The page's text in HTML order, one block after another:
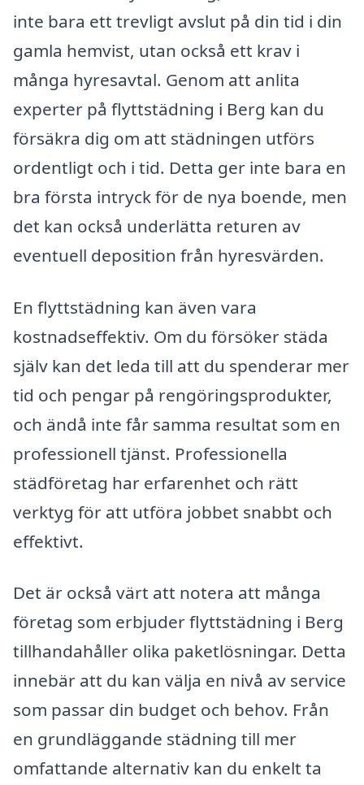
inte bara ett trevligt avslut på din tid i din
gamla hemvist, utan också ett krav i
många hyresavtal. Genom att anlita
experter på flyttstädning i Berg kan du
försäkra dig om att städningen utförs
ordentligt och i tid. Detta ger inte bara en
bra första intryck för de nya boende, men
det kan också underlätta returen av
eventuell deposition från hyresvärden.
En flyttstädning kan även vara
kostnadseffektiv. Om du försöker städa
själv kan det leda till att du spenderar mer
tid och pengar på rengöringsprodukter,
och ändå inte får samma resultat som en
professionell tjänst. Professionella
städföretag har erfarenhet och rätt
verktyg för att utföra jobbet snabbt och
effektivt.
Det är också värt att notera att många
företag som erbjuder flyttstädning i Berg
tillhandahåller olika paketlösningar. Detta
innebär att du kan välja en nivå av service
som passar din budget och behov. Från
en grundläggande städning till mer
omfattande alternativ kan du enkelt ta